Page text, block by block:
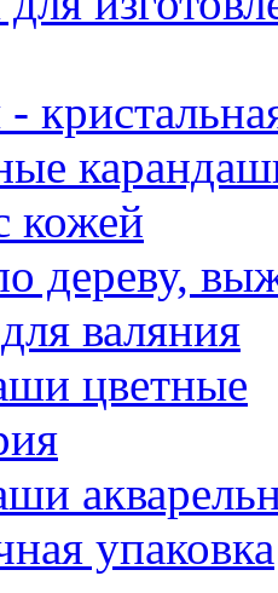
кожей
дереву,
валяния
цветные
упаковка